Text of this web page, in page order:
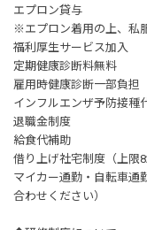
エプロン貸与
※エプロン着用の上、私
福利厚生サービス加入
定期健康診断料無料
雇用時健康診断一部負担
インフルエンザ予防接種
退職金制度
給食代補助
借り上げ社宅制度（上限
マイカー通勤・自転車通
合わせください）